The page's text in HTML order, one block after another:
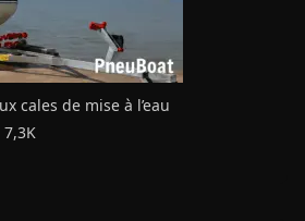
cales de mise à l’eau
7,3K